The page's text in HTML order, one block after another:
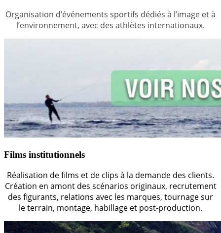
Organisation d’événements sportifs dédiés à l’image et à
l’environnement, avec des athlètes internationaux.
Films institutionnels
Réalisation de films et de clips à la demande des clients.
Création en amont des scénarios originaux, recrutement
des figurants, relations avec les marques, tournage sur
le terrain, montage, habillage et post-production.